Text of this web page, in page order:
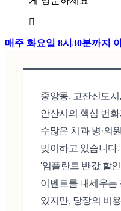
매주 화요일 8시30분까지
중앙동, 고잔신도
안산시의 핵심 번
수많은 치과 병·의
맞이하고 있습니다
'임플란트 반값 할
이벤트를 내세우는
있지만, 당장의 비